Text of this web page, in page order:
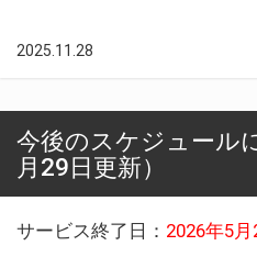
2025.11.28
今後のスケジュール
月29日更新）
サービス終了日： 2026年5月